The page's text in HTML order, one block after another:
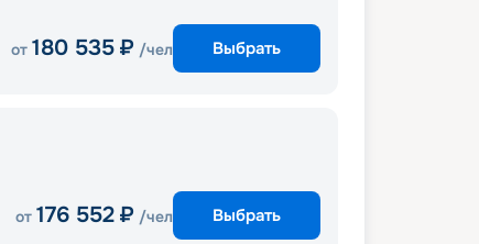
от 180 535 ₽ /чел Выбрать
от 176 552 ₽ /чел Выбрать